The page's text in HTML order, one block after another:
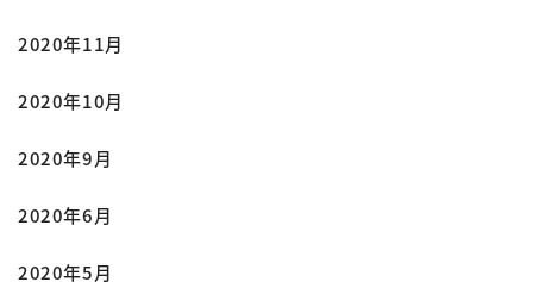
2020年11月
2020年10月
2020年9月
2020年6月
2020年5月